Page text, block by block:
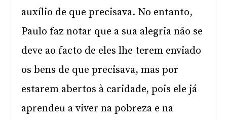
auxílio de que precisava. No entanto,
Paulo faz notar que a sua alegria não se
deve ao facto de eles lhe terem enviado
os bens de que precisava, mas por
estarem abertos à caridade, pois ele já
aprendeu a viver na pobreza e na